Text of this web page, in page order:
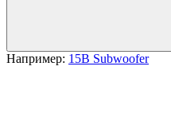
Например: 15B Subwoofer